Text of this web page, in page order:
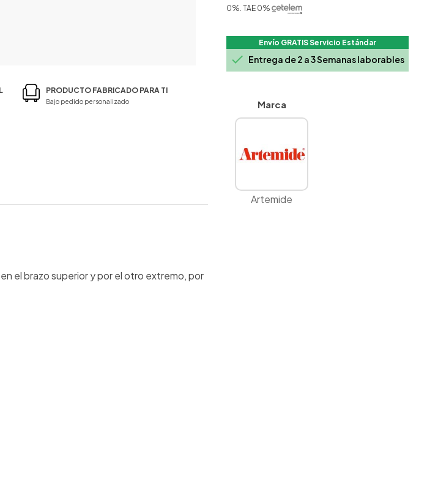
PRODUCTO FABRICADO PARA TI
Bajo pedido personalizado
el brazo superior y por el otro extremo, por
0%. TAE 0%
Envío GRATIS Servicio Estándar
 Entrega de 2 a 3 Semanas laborables
Marca
Artemide